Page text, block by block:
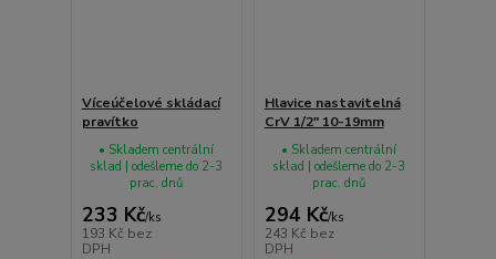
Víceúčelové skládací
pravítko
233 Kč/ks
193 Kč bez
DPH
• Skladem centrální
sklad | odešleme do 2-3
prac. dnů
Hlavice nastavitelná
CrV 1/2" 10-19mm
294 Kč/ks
243 Kč bez
DPH
• Skladem centrální
sklad | odešleme do 2-3
prac. dnů